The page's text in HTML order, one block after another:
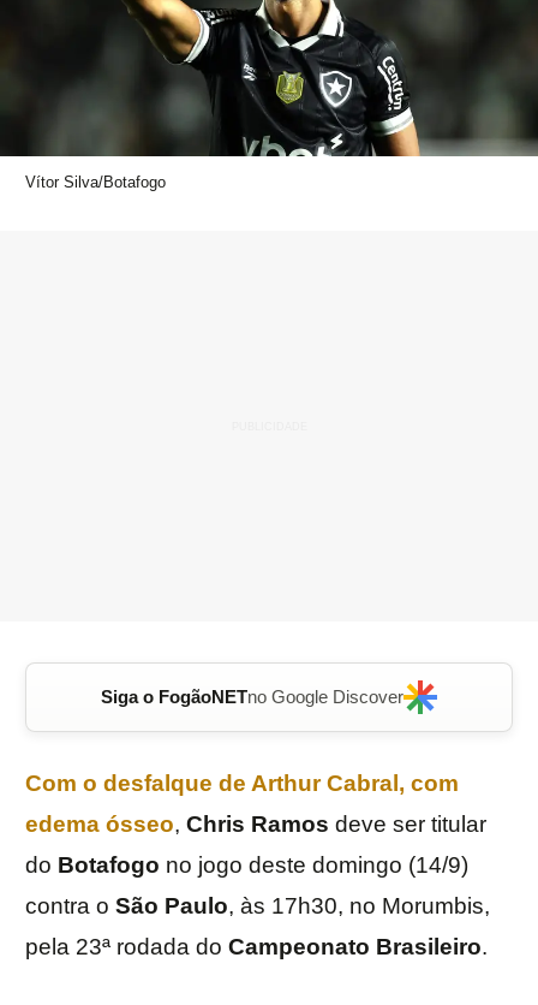
Vítor Silva/Botafogo
Siga o FogãoNETno Google Discover
Com o desfalque de Arthur Cabral , com
edema ósseo, Chris Ramos deve ser titular
do Botafogo no jogo deste domingo (14/9)
contra o São Paulo, às 17h30, no Morumbis,
pela 23ª rodada do Campeonato Brasileiro.